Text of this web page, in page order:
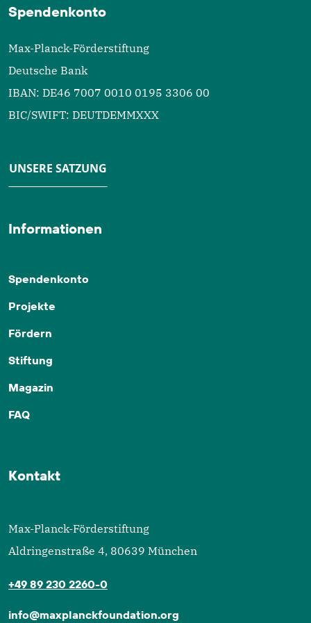
Spendenkonto
Max-Planck-Förderstiftung
Deutsche Bank
IBAN: DE46 7007 0010 0195 3306 00
BIC/SWIFT: DEUTDEMMXXX
UNSERE SATZUNG
Informationen
Spendenkonto
Projekte
Fördern
Stiftung
Magazin
FAQ
Kontakt
Max-Planck-Förderstiftung
Aldringenstraße 4, 80639 München
+49 89 230 2260-0
info@maxplanckfoundation.org